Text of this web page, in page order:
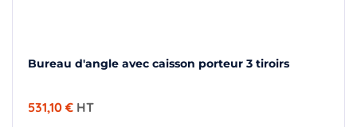
Demande de rappel
Bureau d'angle avec caisson porteur 3 tiroirs
531,10 € HT